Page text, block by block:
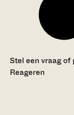
Stel een vraag
Reageren